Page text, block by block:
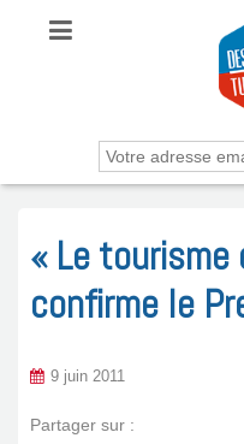
« Le
confirme le
9 juin 2011
Partager sur :